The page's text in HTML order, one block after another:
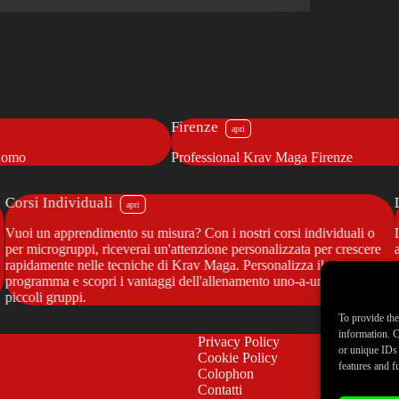
To provide
information.
or unique IDs
features and
Maga Firenze
Gallarate
Krav Maga Gallarate
Corsi Individuali
Vuoi un apprendimento su misura? Con i nostri corsi individuali o
per microgruppi, riceverai un'attenzione personalizzata per crescere
rapidamente nelle tecniche di Krav Maga. Personalizza il tuo
programma e scopri i vantaggi dell'allenamento uno-a-uno o in
piccoli gruppi.
Privacy Policy
Cookie Policy
Colophon
Contatti